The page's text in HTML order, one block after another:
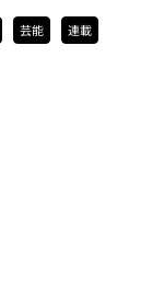
芸能 連載